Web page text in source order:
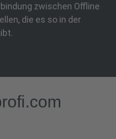
zwischen Offline
die es so in der